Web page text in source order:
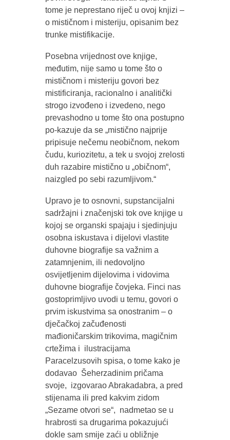
tome je neprestano riječ u ovoj knjizi –
o mističnom i misteriju, opisanim bez
trunke mistifikacije.
Posebna vrijednost ove knjige,
međutim, nije samo u tome što o
mističnom i misteriju govori bez
mistificiranja, racionalno i analitički
strogo izvođeno i izvedeno, nego
prevashodno u tome što ona postupno
po-kazuje da se „mistično najprije
pripisuje nečemu neobičnom, nekom
čudu, kuriozitetu, a tek u svojoj zrelosti
duh razabire mistično u „običnom“,
naizgled po sebi razumljivom.“
Upravo je to osnovni, supstancijalni
sadržajni i značenjski tok ove knjige u
kojoj se organski spajaju i sjedinjuju
osobna iskustava i dijelovi vlastite
duhovne biografije sa važnim a
zatamnjenim, ili nedovoljno
osvijetljenim dijelovima i vidovima
duhovne biografije čovjeka. Finci nas
gostoprimljivo uvodi u temu, govori o
prvim iskustvima sa onostranim – o
dječačkoj začuđenosti
mađioničarskim trikovima, magičnim
crtežima i ilustracijama
Paracelzusovih spisa, o tome kako je
dodavao Šeherzadinim pričama
svoje, izgovarao Abrakadabra, a pred
stijenama ili pred kakvim zidom
„Sezame otvori se“, nadmetao se u
hrabrosti sa drugarima pokazujući
dokle sam smije zaći u obližnje